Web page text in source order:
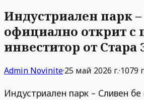
Индустриален парк
официално открит с
инвеститор от Стара
Admin Novinite·25 май 2026 г.·1079
Индустриален парк – Сливен